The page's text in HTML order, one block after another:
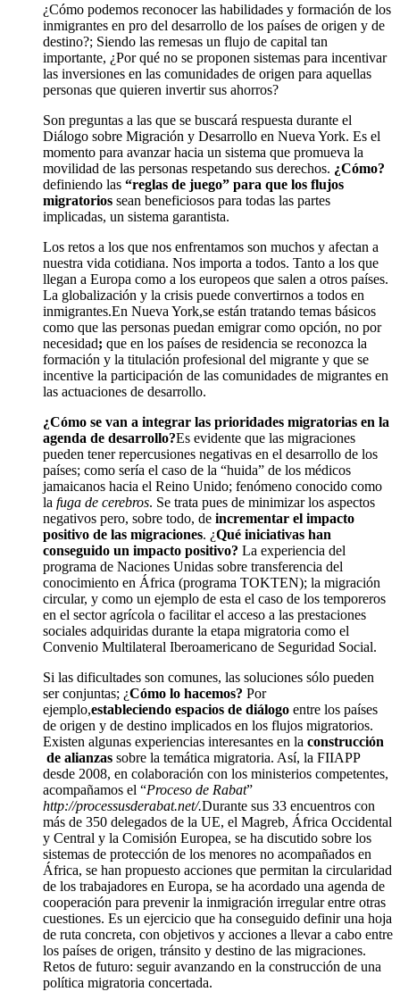
¿Cómo podemos reconocer las habilidades y formación de los
inmigrantes en pro del desarrollo de los países de origen y de
destino?; Siendo las remesas un flujo de capital tan
importante, ¿Por qué no se proponen sistemas para incentivar
las inversiones en las comunidades de origen para aquellas
personas que quieren invertir sus ahorros?
Son preguntas a las que se buscará respuesta durante el
Diálogo sobre Migración y Desarrollo en Nueva York. Es el
momento para avanzar hacia un sistema que promueva la
movilidad de las personas respetando sus derechos. ¿Cómo?
definiendo las “reglas de juego” para que los flujos
migratorios sean beneficiosos para todas las partes
implicadas, un sistema garantista.
Los retos a los que nos enfrentamos son muchos y afectan a
nuestra vida cotidiana. Nos importa a todos. Tanto a los que
llegan a Europa como a los europeos que salen a otros países.
La globalización y la crisis puede convertirnos a todos en
inmigrantes.En Nueva York,se están tratando temas básicos
como que las personas puedan emigrar como opción, no por
necesidad; que en los países de residencia se reconozca la
formación y la titulación profesional del migrante y que se
incentive la participación de las comunidades de migrantes en
las actuaciones de desarrollo.
¿Cómo se van a integrar las prioridades migratorias en la
agenda de desarrollo?Es evidente que las migraciones
pueden tener repercusiones negativas en el desarrollo de los
países; como sería el caso de la “huida” de los médicos
jamaicanos hacia el Reino Unido; fenómeno conocido como
la fuga de cerebros. Se trata pues de minimizar los aspectos
negativos pero, sobre todo, de incrementar el impacto
positivo de las migraciones. ¿Qué iniciativas han
conseguido un impacto positivo? La experiencia del
programa de Naciones Unidas sobre transferencia del
conocimiento en África (programa TOKTEN); la migración
circular, y como un ejemplo de esta el caso de los temporeros
en el sector agrícola o facilitar el acceso a las prestaciones
sociales adquiridas durante la etapa migratoria como el
Convenio Multilateral Iberoamericano de Seguridad Social.
Si las dificultades son comunes, las soluciones sólo pueden
ser conjuntas; ¿Cómo lo hacemos? Por
ejemplo,estableciendo espacios de diálogo entre los países
de origen y de destino implicados en los flujos migratorios.
Existen algunas experiencias interesantes en la construcción
de alianzas sobre la temática migratoria. Así, la FIIAPP
desde 2008, en colaboración con los ministerios competentes,
acompañamos el “Proceso de Rabat”
http://processusderabat.net/.Durante sus 33 encuentros con
más de 350 delegados de la UE, el Magreb, África Occidental
y Central y la Comisión Europea, se ha discutido sobre los
sistemas de protección de los menores no acompañados en
África, se han propuesto acciones que permitan la circularidad
de los trabajadores en Europa, se ha acordado una agenda de
cooperación para prevenir la inmigración irregular entre otras
cuestiones. Es un ejercicio que ha conseguido definir una hoja
de ruta concreta, con objetivos y acciones a llevar a cabo entre
los países de origen, tránsito y destino de las migraciones.
Retos de futuro: seguir avanzando en la construcción de una
política migratoria concertada.